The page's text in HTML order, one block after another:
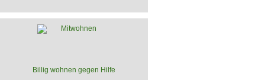
Billig wohnen gegen Hilfe